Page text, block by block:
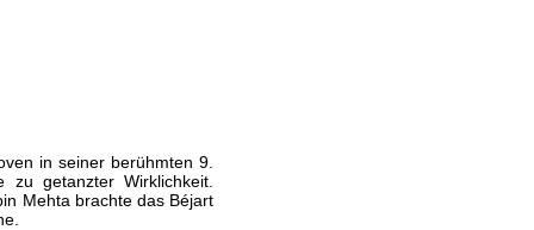
in seiner berühmten 9.
getanzter Wirklichkeit.
Mehta brachte das Béjart